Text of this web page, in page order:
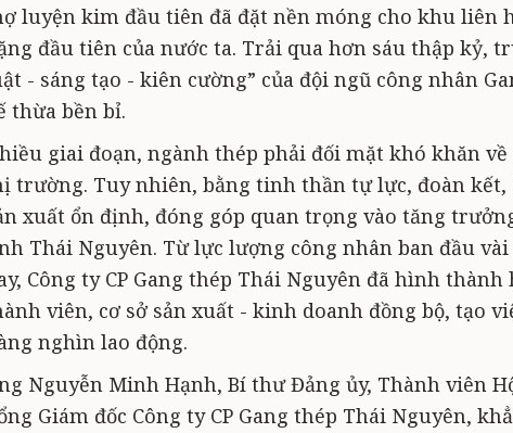
luyện kim đầu tiên đã đặt nền móng cho khu liên
đầu tiên của nước ta. Trải qua hơn sáu thập kỷ,
- sáng tạo - kiên cường” của đội ngũ công nhân
thừa bền bỉ.
giai đoạn, ngành thép phải đối mặt khó khăn về
trường. Tuy nhiên, bằng tinh thần tự lực, đoàn kết,
xuất ổn định, đóng góp quan trọng vào tăng
Thái Nguyên. Từ lực lượng công nhân ban đầu
Công ty CP Gang thép Thái Nguyên đã hình
viên, cơ sở sản xuất - kinh doanh đồng bộ, tạo
nghìn lao động.
Nguyễn Minh Hạnh, Bí thư Đảng ủy, Thành viên
Giám đốc Công ty CP Gang thép Thái Nguyên,